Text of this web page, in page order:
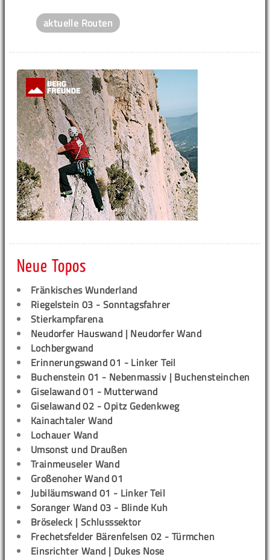
aktuelle Routen
Neue Topos
Fränkisches Wunderland
Riegelstein 03 - Sonntagsfahrer
Stierkampfarena
Neudorfer Hauswand | Neudorfer Wand
Lochbergwand
Erinnerungswand 01 - Linker Teil
Buchenstein 01 - Nebenmassiv | Buchensteinchen
Giselawand 01 - Mutterwand
Giselawand 02 - Opitz Gedenkweg
Kainachtaler Wand
Lochauer Wand
Umsonst und Draußen
Trainmeuseler Wand
Großenoher Wand 01
Jubiläumswand 01 - Linker Teil
Soranger Wand 03 - Blinde Kuh
Bröseleck | Schlusssektor
Frechetsfelder Bärenfelsen 02 - Türmchen
Einsrichter Wand | Dukes Nose